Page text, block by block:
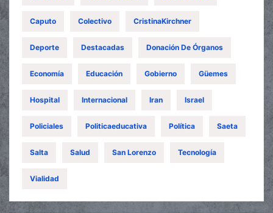
Caputo Colectivo CristinaKirchner
Deporte Destacadas Donación De Órganos
Economía Educación Gobierno Güemes
Hospital Internacional Iran Israel
Policiales Politicaeducativa Política Saeta
Salta Salud San Lorenzo Tecnología
Vialidad